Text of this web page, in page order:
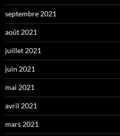
septembre 2021
août 2021
juillet 2021
juin 2021
mai 2021
avril 2021
mars 2021